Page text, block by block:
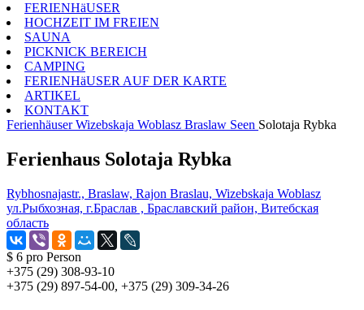
FERIENHäUSER
HOCHZEIT IM FREIEN
SAUNA
PICKNICK BEREICH
CAMPING
FERIENHäUSER AUF DER KARTE
ARTIKEL
KONTAKT
Ferienhäuser Wizebskaja Woblasz Braslaw Seen Solotaja Rybka
Ferienhaus Solotaja Rybka
Rybhosnajastr., Braslaw, Rajon Braslau, Wizebskaja Woblasz
ул.Рыбхозная, г.Браслав , Браславский район, Витебская
область
$ 6 pro Person
+375 (29) 308-93-10
+375 (29) 897-54-00, +375 (29) 309-34-26